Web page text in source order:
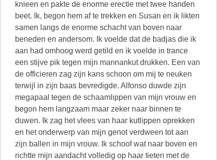
knieen en pakte de enorme erectie met twee handen
beet. Ik, begon hem af te trekken en Susan en ik likten
samen langs de enorme schacht van boven naar
beneden en andersom. Ik voelde dat de badjas die ik
aan had omhoog werd getild en ik voelde in trance
een stijve pik tegen mijn mannankut drukken. Een van
de officieren zag zijn kans schoon om mij te neuken
terwijl in zijn baas bevredigde. Alfonso duwde zijn
megapaal tegen de schaamlippen van mijn vrouw en
begon hem langzaam maar zeker naar binnen te
duwen. Ik zag het vlees van haar kutlippen oprekken
en het onderwerp van mijn genot verdween tot aan
zijn ballen in mijn vrouw. Ik schoof wat naar boven en
richtte mijn aandacht volledig op haar tieten met de